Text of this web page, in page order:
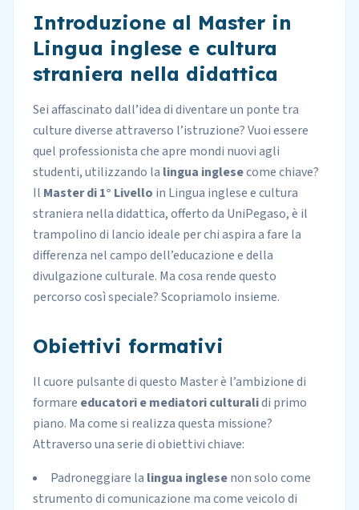
Introduzione al Master in
Lingua inglese e cultura
straniera nella didattica
Sei affascinato dall’idea di diventare un ponte tra
culture diverse attraverso l’istruzione? Vuoi essere
quel professionista che apre mondi nuovi agli
studenti, utilizzando la lingua inglesecome chiave?
Il Master di 1° Livello in Lingua inglese e cultura
straniera nella didattica, offerto da UniPegaso, è il
trampolino di lancio ideale per chi aspira a fare la
differenza nel campo dell’educazione e della
divulgazione culturale. Ma cosa rende questo
percorso così speciale? Scopriamolo insieme.
Obiettivi formativi
Il cuore pulsante di questo Master è l’ambizione di
formare educatori e mediatori culturalidi primo
piano. Ma come si realizza questa missione?
Attraverso una serie di obiettivi chiave:
Padroneggiare la lingua inglesenon solo come
strumento di comunicazione ma come veicolo di